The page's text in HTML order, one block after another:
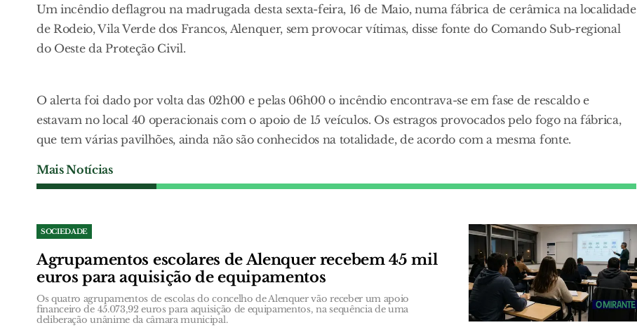
Um incêndio deflagrou na madrugada desta sexta-feira, 16 de Maio, numa fábrica de cerâmica na localidade
de Rodeio, Vila Verde dos Francos, Alenquer, sem provocar vítimas, disse fonte do Comando Sub-regional
do Oeste da Proteção Civil.
O alerta foi dado por volta das 02h00 e pelas 06h00 o incêndio encontrava-se em fase de rescaldo e
estavam no local 40 operacionais com o apoio de 15 veículos. Os estragos provocados pelo fogo na fábrica,
que tem várias pavilhões, ainda não são conhecidos na totalidade, de acordo com a mesma fonte.
Mais Notícias
SOCIEDADE
Agrupamentos escolares de Alenquer recebem 45 mil
euros para aquisição de equipamentos
Os quatro agrupamentos de escolas do concelho de Alenquer vão receber um apoio
financeiro de 45.073,92 euros para aquisição de equipamentos, na sequência de uma
deliberação unânime da câmara municipal.